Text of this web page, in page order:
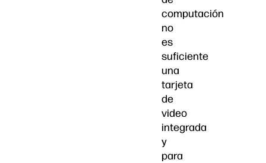
computación
no
es
suficiente
una
tarjeta
de
video
integrada
y
para